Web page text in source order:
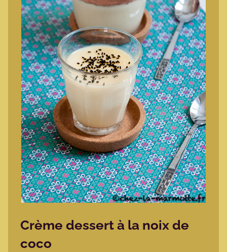
Crème dessert à la noix de
coco